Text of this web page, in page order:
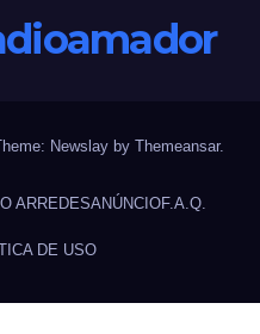
Newslayby Themeansar.
ARREDESANÚNCIOF.A.Q.
DE USO